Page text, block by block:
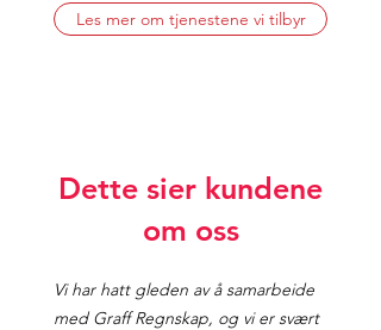
Les mer om tjenestene vi tilbyr
Dette sier kundene
om oss
Vi har hatt gleden av å samarbeide
med Graff Regnskap, og vi er svært